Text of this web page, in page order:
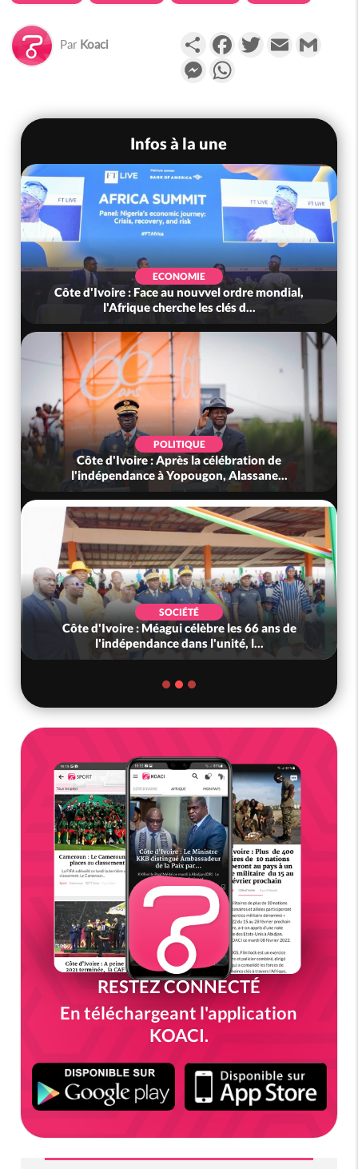
Par Koaci PartagerFacebookTwitterEmail
Messenger
Infos à la une
ECONOMIE
Côte d'Ivoire : Face au nouvvel ordre mondial,
l'Afrique cherche les clés d...
POLITIQUE
Côte d'Ivoire : Après la célébration de
l'indépendance à Yopougon, Alassane...
SOCIÉTÉ
Côte d'Ivoire : Méagui célèbre les 66 ans de
l'indépendance dans l'unité, l...
RESTEZ CONNECTÉ
En téléchargeant l'application
KOACI.